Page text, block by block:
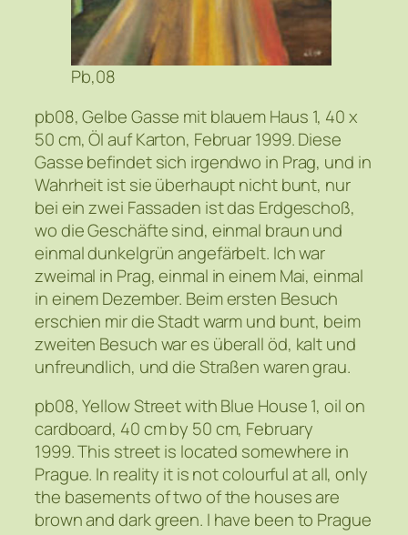
Pb,08
pb08, Gelbe Gasse mit blauem Haus 1, 40 x
50 cm, Öl auf Karton, Februar 1999. Diese
Gasse befindet sich irgendwo in Prag, und in
Wahrheit ist sie überhaupt nicht bunt, nur
bei ein zwei Fassaden ist das Erdgeschoß,
wo die Geschäfte sind, einmal braun und
einmal dunkelgrün angefärbelt. Ich war
zweimal in Prag, einmal in einem Mai, einmal
in einem Dezember. Beim ersten Besuch
erschien mir die Stadt warm und bunt, beim
zweiten Besuch war es überall öd, kalt und
unfreundlich, und die Straßen waren grau.
pb08, Yellow Street with Blue House 1, oil on
cardboard, 40 cm by 50 cm, February
1999. This street is located somewhere in
Prague. In reality it is not colourful at all, only
the basements of two of the houses are
brown and dark green. I have been to Prague